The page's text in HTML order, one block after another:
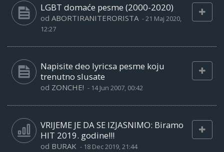
LGBT domaće pesme (2000-2020)
od ABORTIRANITERORISTA -21 Maj 2020,
12:27
Napisite deo lyricsa pesme koju
trenutno slusate
od ZONCHE! - 14 Jun 2007, 00:42
VRIJEME JE DA SE IZJASNIMO: Biramo
HIT 2019. godine!!!
od BURAK - 18 Dec 2019, 21:44